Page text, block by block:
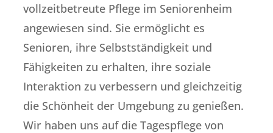
vollzeitbetreute Pflege im Seniorenheim
angewiesen sind. Sie ermöglicht es
Senioren, ihre Selbstständigkeit und
Fähigkeiten zu erhalten, ihre soziale
Interaktion zu verbessern und gleichzeitig
die Schönheit der Umgebung zu genießen.
Wir haben uns auf die Tagespflege von